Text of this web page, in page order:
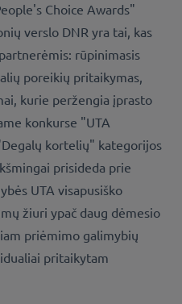
Choice Awards"
verslo DNR yra tai, kas
rūpinimasis
poreikių pritaikymas,
kurie peržengia įprasto
konkurse "UTA
kortelių" kategorijos
prisideda prie
UTA visapusiško
žiuri ypač daug dėmesio
priėmimo galimybių
pritaikytam